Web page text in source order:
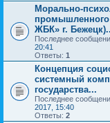
Морально-
ЖБК» г.
Последнее
20:41
Ответы: 1
Концепция
системный
государства...
Последнее
2017, 15:40
Ответы: 2